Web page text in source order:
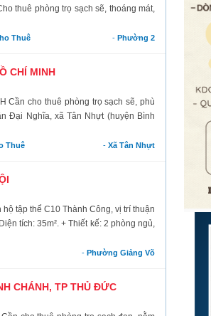
thuê phòng trọ sạch sẽ, thoáng mát,
Thuê - Phường 2
CHÍ MINH
Cần cho thuê phòng trọ sạch sẽ, phù
Đại Nghĩa, xã Tân Nhựt (huyện Bình
Thuê - Xã Tân Nhựt
tập thể C10 Thành Công, vị trí thuận
tích: 35m². + Thiết kế: 2 phòng ngủ,
- Phường Giảng Võ
CHÁNH, TP THỦ ĐỨC